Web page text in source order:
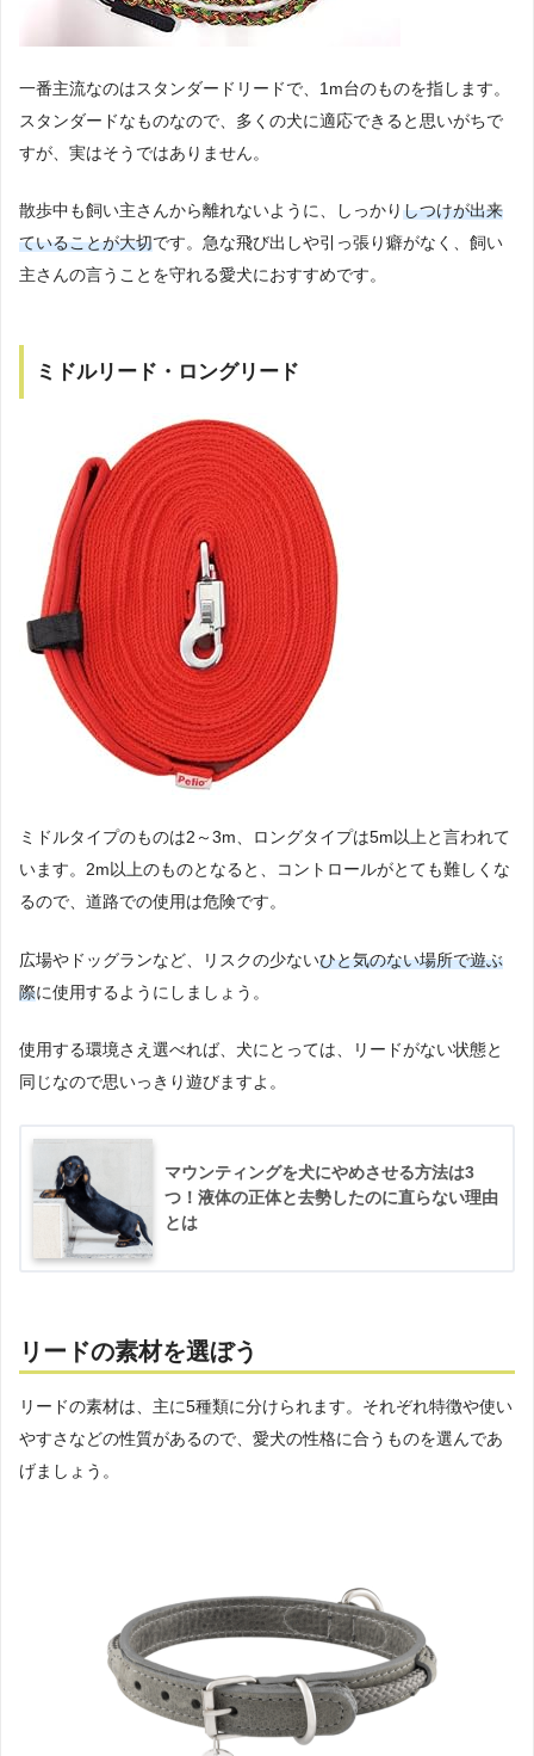
一番主流なのはスタンダードリードで、1m台のものを指します。
スタンダードなものなので、多くの犬に適応できると思いがちで
すが、実はそうではありません。
散歩中も飼い主さんから離れないように、しっかりしつけが出来
ていることが大切です。急な飛び出しや引っ張り癖がなく、飼い
主さんの言うことを守れる愛犬におすすめです。
ミドルリード・ロングリード
ミドルタイプのものは2～3m、ロングタイプは5m以上と言われて
います。2m以上のものとなると、コントロールがとても難しくな
るので、道路での使用は危険です。
広場やドッグランなど、リスクの少ないひと気のない場所で遊ぶ
際に使用するようにしましょう。
使用する環境さえ選べれば、犬にとっては、リードがない状態と
同じなので思いっきり遊びますよ。
マウンティングを犬にやめさせる方法は3
つ！液体の正体と去勢したのに直らない理由
とは
リードの素材を選ぼう
リードの素材は、主に5種類に分けられます。それぞれ特徴や使い
やすさなどの性質があるので、愛犬の性格に合うものを選んであ
げましょう。